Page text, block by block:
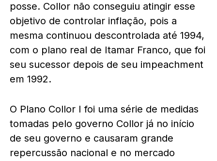
posse. Collor não conseguiu atingir esse
objetivo de controlar inflação, pois a
mesma continuou descontrolada até 1994,
com o plano real de Itamar Franco, que foi
seu sucessor depois de seu impeachment
em 1992.
O Plano Collor I foi uma série de medidas
tomadas pelo governo Collor já no início
de seu governo e causaram grande
repercussão nacional e no mercado